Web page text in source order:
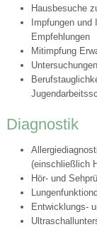
Hausbesuche
Impfungen
Empfehlungen
Mitimpfung
Diagnostik
(einschließlich
Hör- und
Entwicklungs-